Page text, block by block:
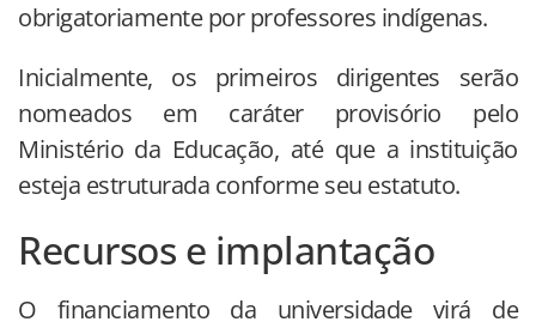
obrigatoriamente por professores indígenas.
Inicialmente, os primeiros dirigentes serão
nomeados em caráter provisório pelo
Ministério da Educação, até que a instituição
esteja estruturada conforme seu estatuto.
Recursos e implantação
O financiamento da universidade virá de